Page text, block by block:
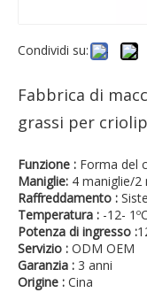
Condividi su:
Fabbrica di
grassi per
Funzione : Forma del
Maniglie: 4 maniglie/2
Raffreddamento :
Temperatura : -12- 1ºC
Potenza di ingresso :
Servizio : ODM OEM
Garanzia : 3 anni
Origine : Cina